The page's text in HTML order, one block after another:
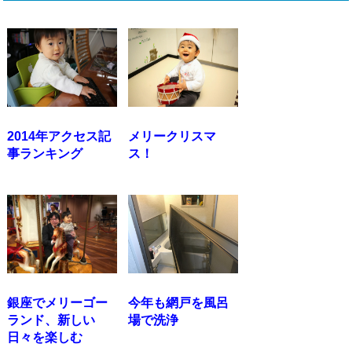
2014年アクセス記
事ランキング
メリークリスマ
ス！
銀座でメリーゴー
ランド、新しい
日々を楽しむ
今年も網戸を風呂
場で洗浄